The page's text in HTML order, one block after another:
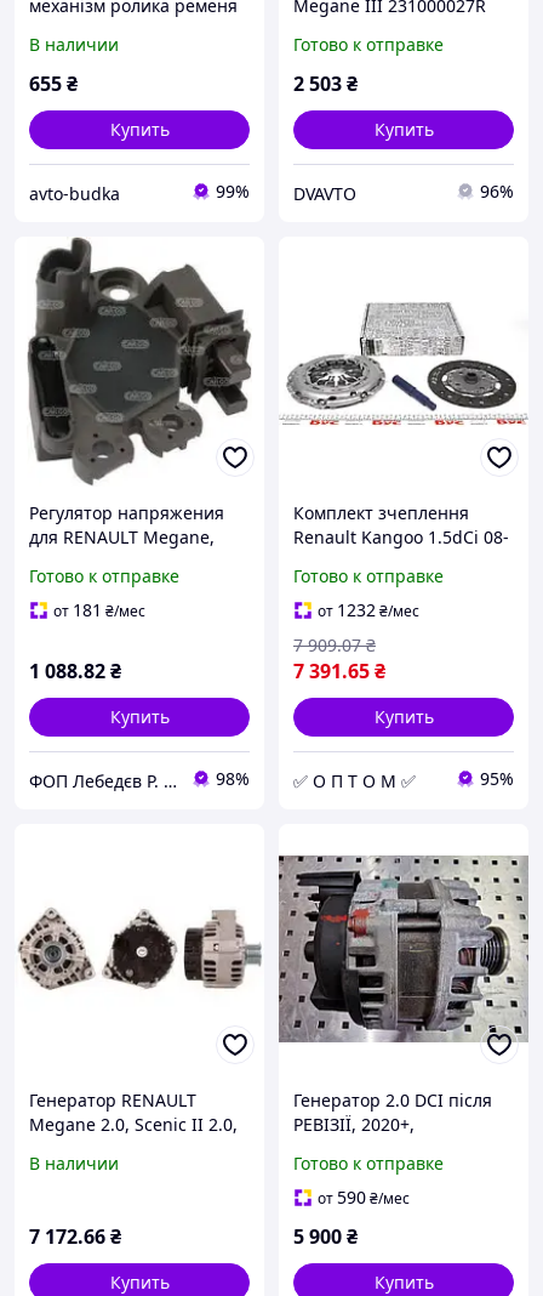
механізм ролика ременя
Логан 1.4+1.6 Renault
(Оригінал)8200104754
В наличии
655₴
Купить
avto-budka 99%
Megane III 231000027R
Готово к отправке
2 503₴
Купить
DVAVTO 96%
Регулятор напряжения
для RENAULT Megane,
1.9 D 1999-
Готово к отправке
от 181 ₴/мес
1 088.82₴
Купить
ФОП Лебедєв Р. В. Стартери Генератори Комплектуючі. 98%
Комплект зчеплення
Renault Kangoo 1.5dCi 08-
om)
Готово к отправке
от 1232₴/мес
7 391.65₴
7 909.07 ₴
Купить
✅ О П Т О М ✅ 95%
Генератор RENAULT
Megane 2.0, Scenic II 2.0,
8200356669, 8200726639,
В наличии
7 172.66₴
Купить
Генератор 2.0 DCI після
РЕВІЗІЇ, 2020+,
Рено Трафік 3, Опель
Віваро, Фіат Таленто,
Готово к отправке
от590₴/мес
5 900₴
Купить